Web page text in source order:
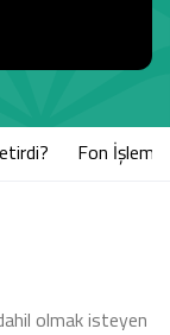
Fon İşlem
olmak isteyen